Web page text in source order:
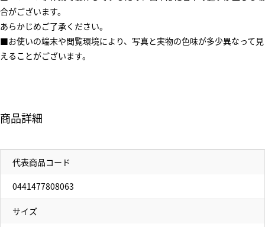
合がございます。
あらかじめご了承ください。
■お使いの端末や閲覧環境により、写真と実物の色味が多少異なって見
えることがございます。
商品詳細
代表商品コード
0441477808063
サイズ